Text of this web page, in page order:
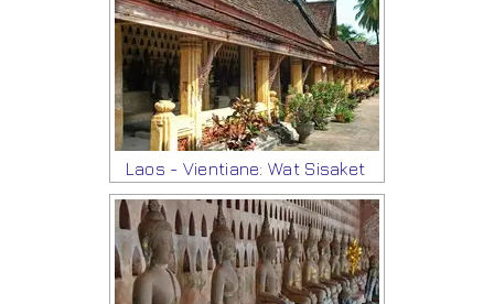
Laos - Vientiane: Wat Sisaket